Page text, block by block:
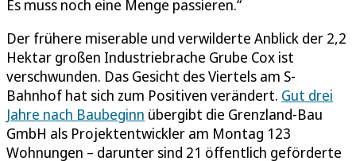
Es muss noch eine Menge passieren.“
Der frühere miserable und verwilderte Anblick der 2,2
Hektar großen Industriebrache Grube Cox ist
verschwunden. Das Gesicht des Viertels am S-
Bahnhof hat sich zum Positiven verändert. Gut drei
Jahre nach Baubeginn übergibt die Grenzland-Bau
GmbH als Projektentwickler am Montag 123
Wohnungen – darunter sind 21 öffentlich geförderte